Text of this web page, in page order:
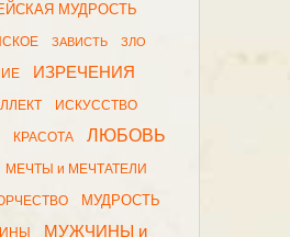
МУДРОСТЬ
ЗАВИСТЬ ЗЛО
ИЗРЕЧЕНИЯ
ИСКУССТВО
КРАСОТА ЛЮБОВЬ
МЕЧТЫ и МЕЧТАТЕЛИ
МУДРОСТЬ
МУЖЧИНЫ и